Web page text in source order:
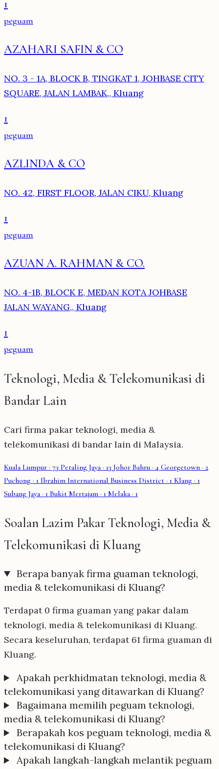
1
peguam
AZAHARI SAFIN & CO
NO. 3 - 1A, BLOCK B, TINGKAT 1, JOHBASE CITY
SQUARE, JALAN LAMBAK,, Kluang
1
peguam
AZLINDA & CO
NO. 42, FIRST FLOOR, JALAN CIKU, Kluang
1
peguam
AZUAN A. RAHMAN & CO.
NO. 4-1B, BLOCK E, MEDAN KOTA JOHBASE
JALAN WAYANG,, Kluang
1
peguam
Teknologi, Media & Telekomunikasi di
Bandar Lain
Cari firma pakar teknologi, media &
telekomunikasi di bandar lain di Malaysia.
Kuala Lumpur · 73 Petaling Jaya· 13 Johor Bahru · 4 Georgetown · 2
Puchong · 1 Ibrahim International Business District · 1 Klang · 1
Subang Jaya· 1 Bukit Mertajam · 1 Melaka· 1
Soalan Lazim Pakar Teknologi, Media &
Telekomunikasi di Kluang
Berapa banyak firma guaman teknologi,
media & telekomunikasi di Kluang?
Terdapat 0 firma guaman yang pakar dalam
teknologi, media & telekomunikasi di Kluang.
Secara keseluruhan, terdapat 61 firma guaman di
Kluang.
Apakah perkhidmatan teknologi, media &
telekomunikasi yang ditawarkan di Kluang?
Bagaimana memilih peguam teknologi,
media & telekomunikasi di Kluang?
Berapakah kos peguam teknologi, media &
telekomunikasi di Kluang?
Apakah langkah-langkah melantik peguam